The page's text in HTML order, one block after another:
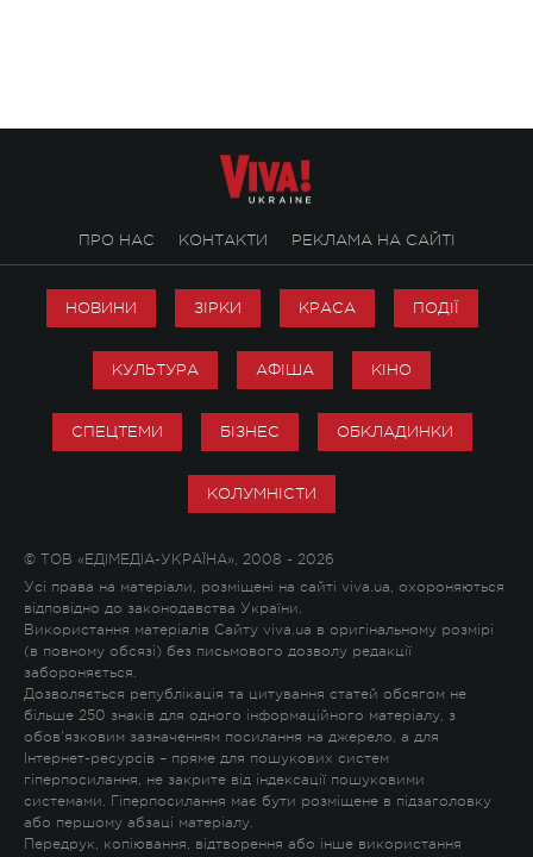
ПРО НАС КОНТАКТИ РЕКЛАМА НА САЙТІ
НОВИНИ ЗІРКИ КРАСА ПОДІЇ
КУЛЬТУРА АФІША КІНО
СПЕЦТЕМИ БІЗНЕС ОБКЛАДИНКИ
КОЛУМНІСТИ
© ТОВ «ЕДІМЕДІА-УКРАЇНА», 2008 - 2026
Усі права на матеріали, розміщені на сайті viva.ua, охороняються
відповідно до законодавства України.
Використання матеріалів Сайту viva.ua в оригінальному розмірі
(в повному обсязі) без письмового дозволу редакції
забороняється.
Дозволяється републікація та цитування статей обсягом не
більше 250 знаків для одного інформаційного матеріалу, з
обов'язковим зазначенням посилання на джерело, а для
Інтернет-ресурсів – пряме для пошукових систем
гіперпосилання, не закрите від індексації пошуковими
системами. Гіперпосилання має бути розміщене в підзаголовку
або першому абзаці матеріалу.
Передрук, копіювання, відтворення або інше використання